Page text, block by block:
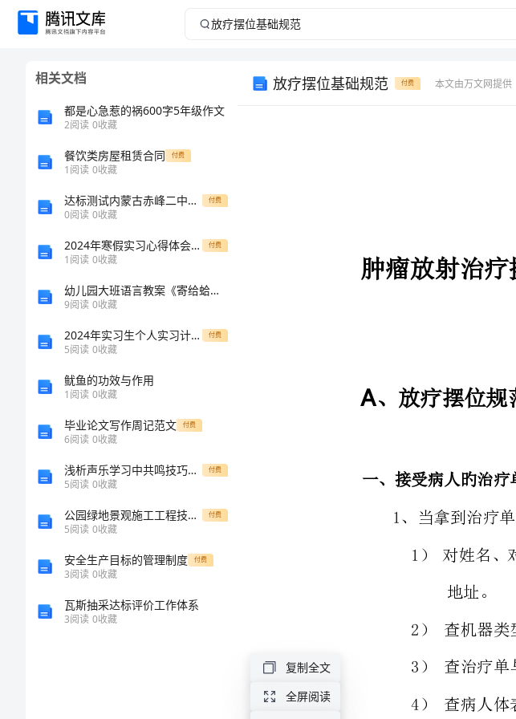
放
相关文档
都是心急惹的祸600字5年级作文
2阅读 0收藏
餐饮类房屋租赁合同 付费
1阅读 0收藏
达标测试内蒙古赤峰二中数学人教版七年级下册不等式与不等式组专题测试试题（含答案解析） 付费
0阅读 0收藏
2024年寒假实习心得体会与收获 付费
1阅读 0收藏
幼儿园大班语言教案《寄给蛤蟆的信》及教学反思
9阅读 0收藏
2024年实习生个人实习计划范文 付费
5阅读 0收藏
鱿鱼的功效与作用
1阅读 0收藏
毕业论文写作周记范文 付费
6阅读 0收藏
浅析声乐学习中共鸣技巧的培养与训练 付费
5阅读 0收藏
公园绿地景观施工工程技术标编制总体说明 付费
5阅读 0收藏
安全生产目标的管理制度 付费
3阅读 0收藏
瓦斯抽采达标评价工作体系
3阅读 0收藏
放疗摆位基础规范 付费 本文由万文网提供
2）查机器类型、射线性质。
复制全文
全屏阅读